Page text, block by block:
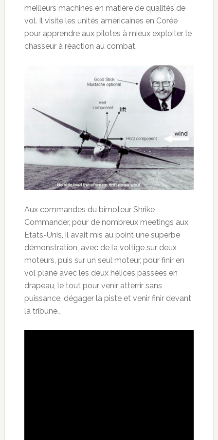
meilleurs machines en matière de qualités de
vol. Il visite les unités américaines en Corée
pour apprendre aux pilotes à mieux exploiter le
chasseur à réaction au combat.
Aux commandes du bimoteur Shrike
Commander, pour de nombreux meetings aux
Etats-Unis, il avait mis au point une superbe
démonstration, avec de la voltige sur deux
moteurs, puis sur un seul moteur, pour finir en
vol plané avec les deux hélices passées en
drapeau, le tout pour venir atterrir sans
puissance, dégager la piste et venir finir devant
la tribune…